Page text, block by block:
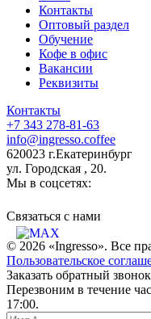
Контакты
Оптовый раздел
Обучение
Кофе в офис
Вакансии
Реквизиты
Контакты
+7 343 278-81-63
info@ingresso.coffee
620023 г.Екатеринбург
ул. Городская , 20.
Мы в соцсетях:
Связаться c нами
© 2026 «Ingresso». Все
Пользовательское
Заказать обратный звонок
Перезвоним в течение
17:00.